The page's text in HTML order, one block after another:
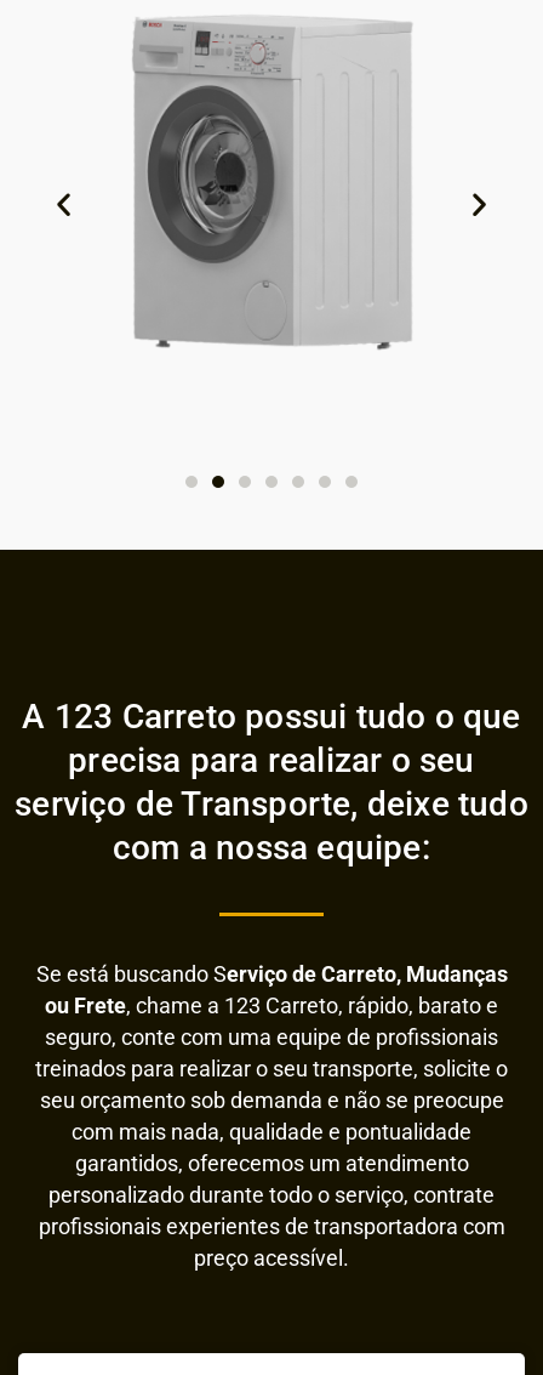
A 123 Carreto possui tudo o que
precisa para realizar o seu
serviço de Transporte, deixe tudo
com a nossa equipe:
Se está buscando Serviço de Carreto, Mudanças
ou Frete, chame a 123 Carreto, rápido, barato e
seguro, conte com uma equipe de profissionais
treinados para realizar o seu transporte, solicite o
seu orçamento sob demanda e não se preocupe
com mais nada, qualidade e pontualidade
garantidos, oferecemos um atendimento
personalizado durante todo o serviço, contrate
profissionais experientes de transportadora com
preço acessível.